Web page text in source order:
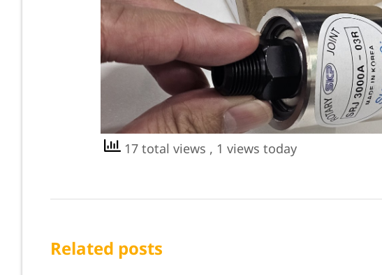
17 total views , 1 views today
Related posts